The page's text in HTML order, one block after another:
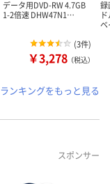
データ用DVD-RW 4.7GB
1-2倍速 DHW47N1…
(3件)
￥3,278 （税込）
録
ランキングをもっと見る
スポンサー